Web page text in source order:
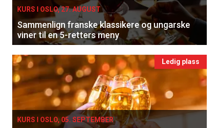
KURS I OSLO, 27. AUGUST
Sammenlign franske klassikere og ungarske
viner til en 5-retters meny
Ledig plass
KURS I OSLO, 05. SEPTEMBER